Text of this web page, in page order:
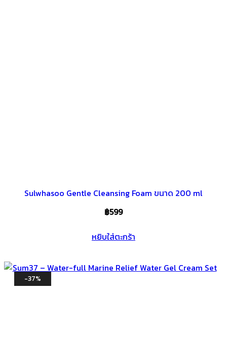
Sulwhasoo Gentle Cleansing Foam ขนาด 200 ml
฿599
หยิบใส่ตะกร้า
-37%